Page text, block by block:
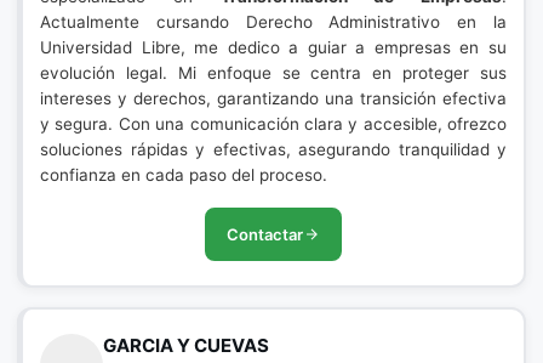
Actualmente cursando Derecho Administrativo en la
Universidad Libre, me dedico a guiar a empresas en su
evolución legal. Mi enfoque se centra en proteger sus
intereses y derechos, garantizando una transición efectiva
y segura. Con una comunicación clara y accesible, ofrezco
soluciones rápidas y efectivas, asegurando tranquilidad y
confianza en cada paso del proceso.
Contactar
GARCIA Y CUEVAS